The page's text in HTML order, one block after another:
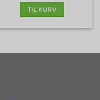
TIL KURV